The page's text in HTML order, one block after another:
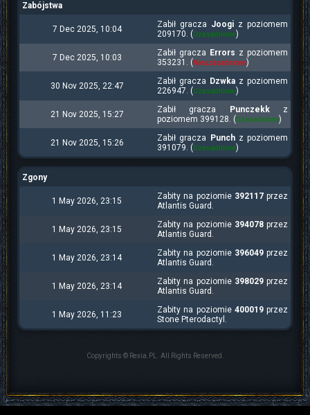
Zabójstwa
7 Dec 2025, 10:04 Zabił gracza Joogi z poziomem
209170. ( Uzasadnione)
7 Dec 2025, 10:03 Zabił gracza Errors z poziomem
353231. ( Nieuzasadnione)
30 Nov 2025, 22:47 Zabił gracza Dzwka z poziomem
226947. ( Uzasadnione)
21 Nov 2025, 15:27 Zabił gracza Punczekkz
poziomem 399128. ( Uzasadnione)
21 Nov 2025, 15:26 Zabił gracza Punchz poziomem
391079. ( Uzasadnione)
Zgony
1 May 2026, 23:15 Zabity na poziomie 392117przez
Atlantis Guard.
1 May 2026, 23:15 Zabity na poziomie 394078przez
Atlantis Guard.
1 May 2026, 23:14 Zabity na poziomie 396049przez
Atlantis Guard.
1 May 2026, 23:14 Zabity na poziomie 398029przez
Atlantis Guard.
1 May 2026, 11:23 Zabity na poziomie 400019przez
Stone Pterodactyl.
Copyrights © Rexia.PL. All Rights Reserved.